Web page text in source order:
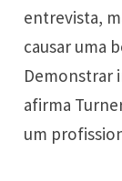
entrevista,
causar uma
Demonstrar
afirma
um